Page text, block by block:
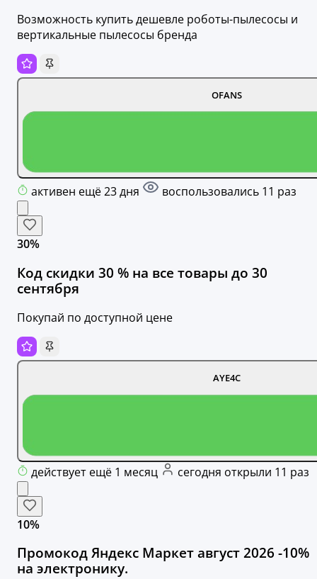
Возможность купить дешевле роботы-пылесосы и
вертикальные пылесосы бренда
OFANS
активен ещё 23 дня воспользовались 11 раз
30%
Код скидки 30 % на все товары до 30
сентября
Покупай по доступной цене
AYE4C
действует ещё 1 месяц сегодня открыли 11 раз
10%
Промокод Яндекс Маркет август 2026 -10%
на электронику.